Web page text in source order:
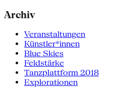
Archiv
Veranstaltungen
Künstler*innen
Blue Skies
Feldstärke
Tanzplattform 2018
Explorationen